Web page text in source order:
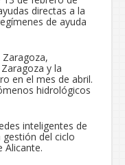
directas a la
de ayuda
Zaragoza,
y la
en el mes de abril.
hidrológicos
inteligentes de
del ciclo
Alicante.